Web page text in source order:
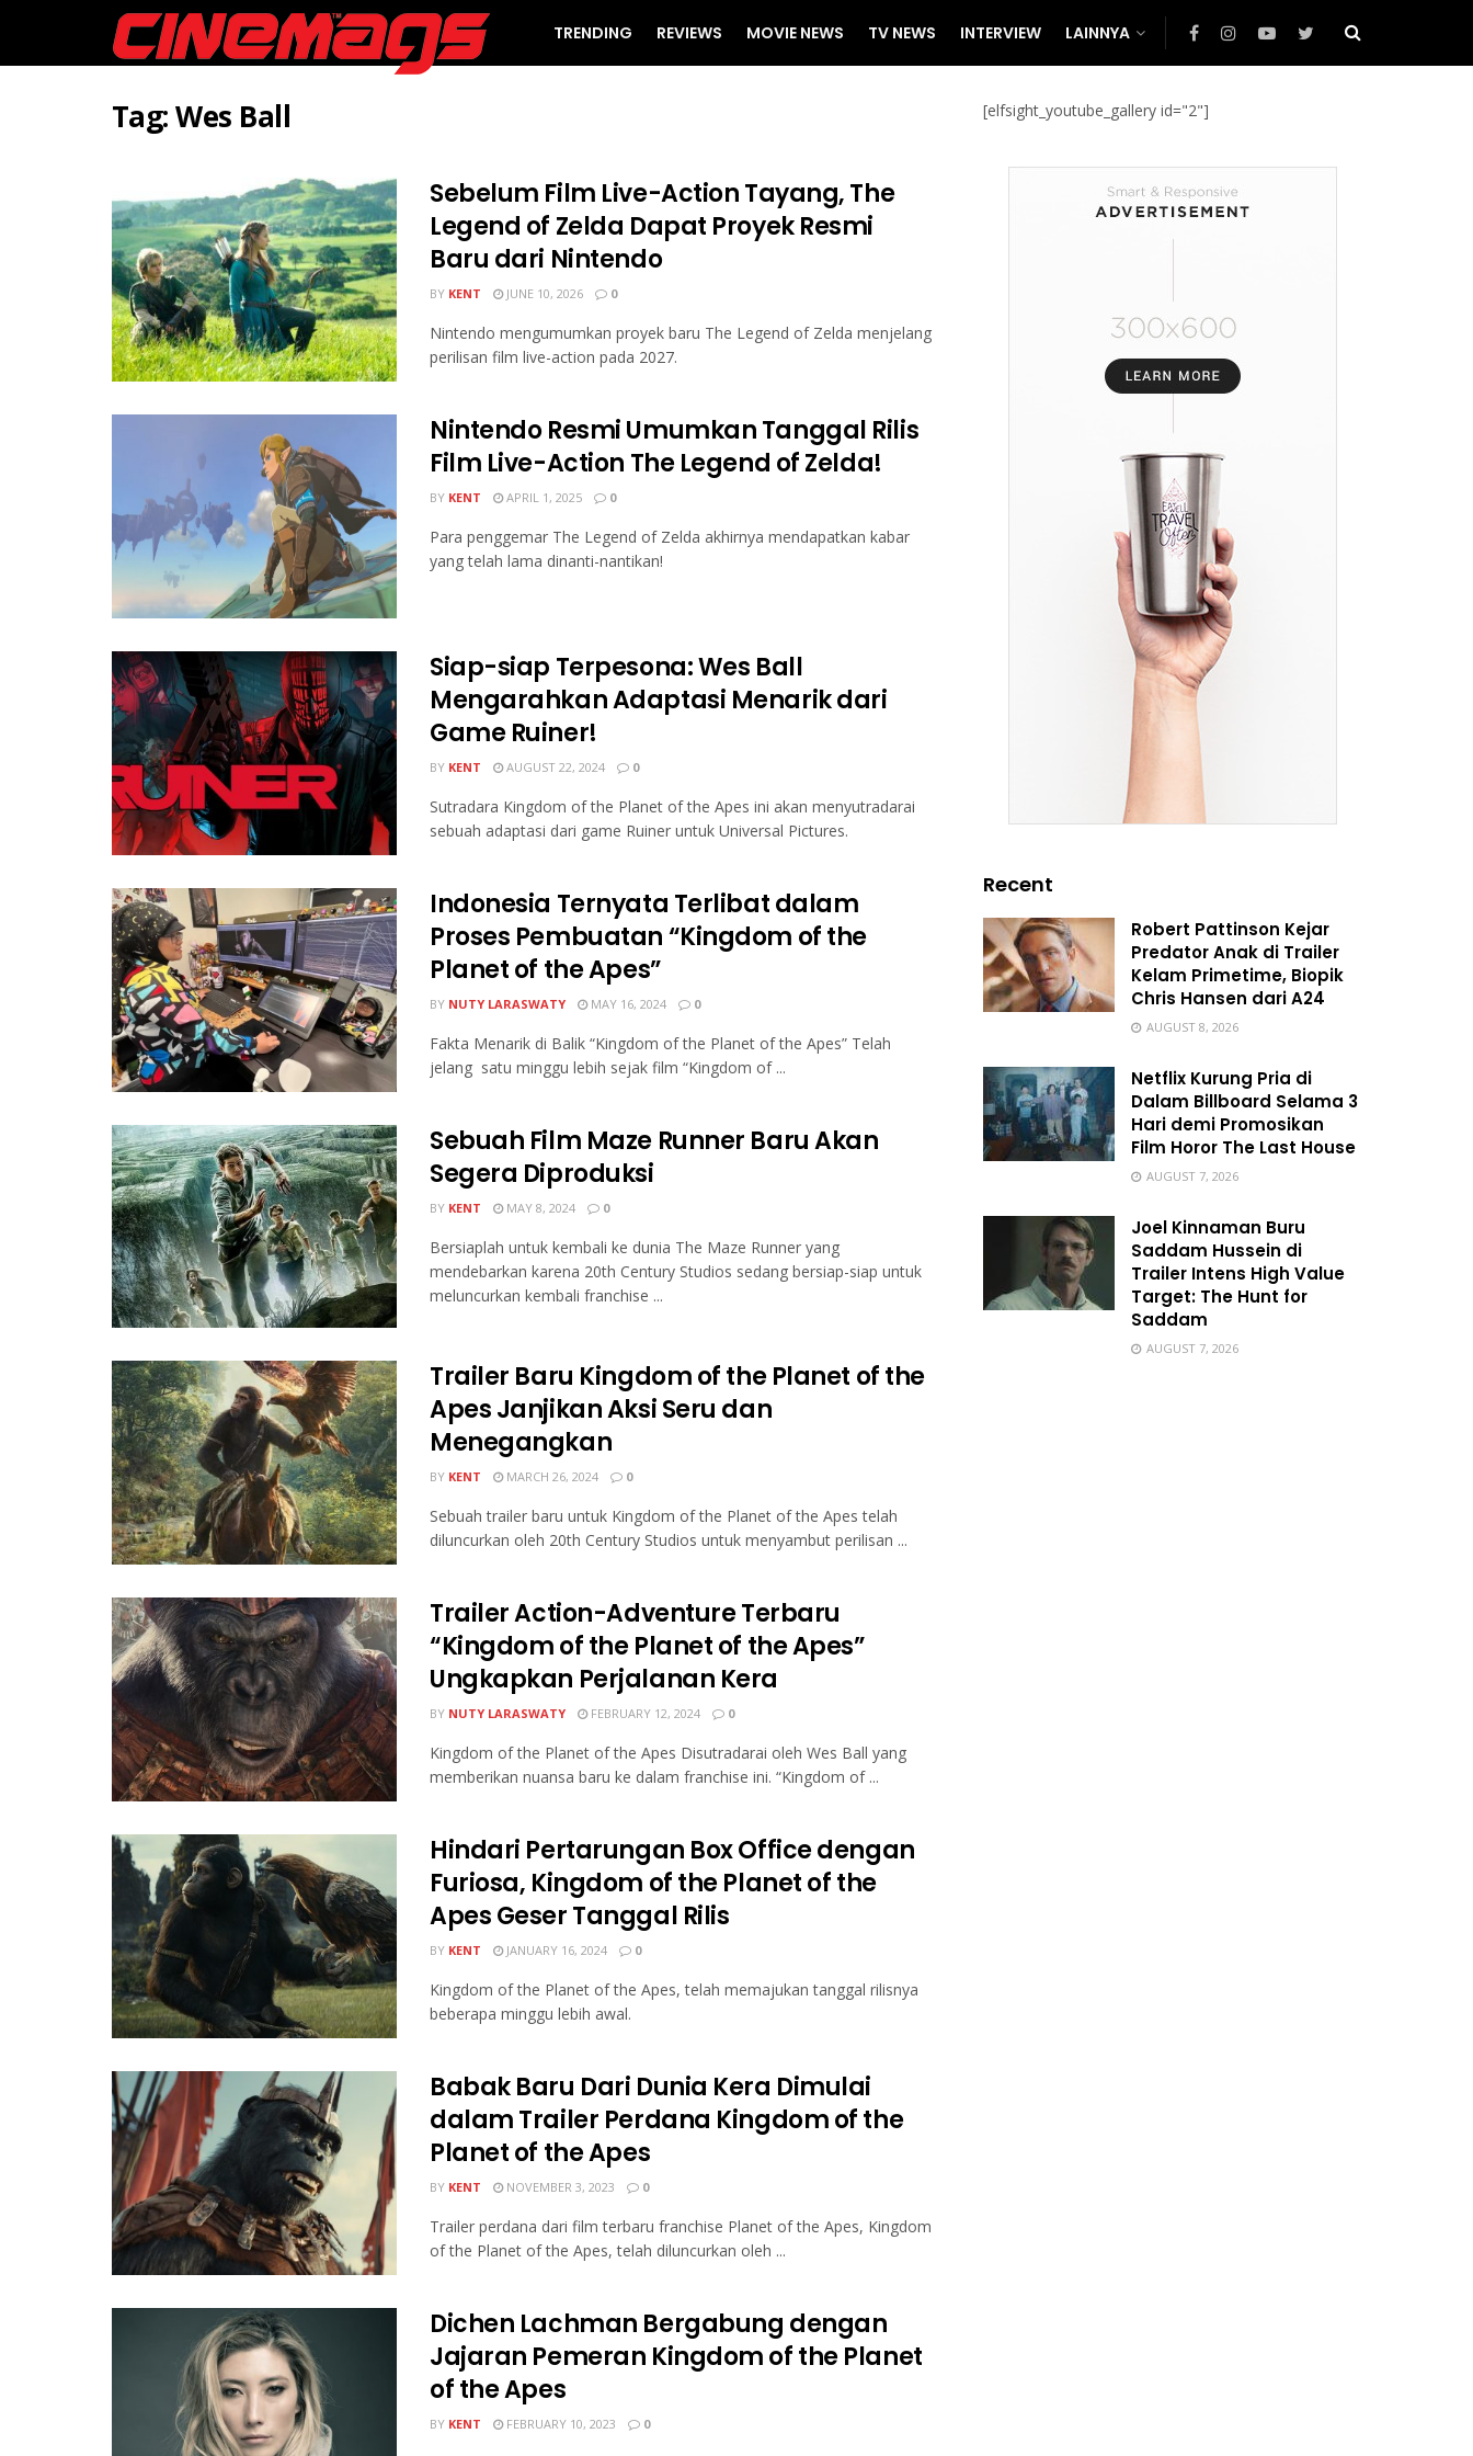
TRENDING REVIEWS MOVIE NEWS TV NEWS INTERVIEW LAINNYA
Tag:Wes Ball
Sebelum Film Live-Action Tayang, The
Legend of Zelda Dapat Proyek Resmi
Baru dari Nintendo
BY KENT JUNE 10, 2026 0
Nintendo mengumumkan proyek baru The Legend of Zelda menjelang
perilisan film live-action pada 2027.
Nintendo Resmi Umumkan Tanggal Rilis
Film Live-Action The Legend of Zelda!
BY KENT APRIL 1, 2025 0
Para penggemar The Legend of Zelda akhirnya mendapatkan kabar
yang telah lama dinanti-nantikan!
Siap-siap Terpesona: Wes Ball
Mengarahkan Adaptasi Menarik dari
Game Ruiner!
BY KENT AUGUST 22, 2024 0
Sutradara Kingdom of the Planet of the Apes ini akan menyutradarai
sebuah adaptasi dari game Ruiner untuk Universal Pictures.
Indonesia Ternyata Terlibat dalam
Proses Pembuatan “Kingdom of the
Planet of the Apes”
BY NUTY LARASWATY MAY 16, 2024 0
Fakta Menarik di Balik “Kingdom of the Planet of the Apes” Telah
jelang satu minggu lebih sejak film “Kingdom of ...
Sebuah Film Maze Runner Baru Akan
Segera Diproduksi
BY KENT MAY 8, 2024 0
Bersiaplah untuk kembali ke dunia The Maze Runner yang
mendebarkan karena 20th Century Studios sedang bersiap-siap untuk
meluncurkan kembali franchise ...
Trailer Baru Kingdom of the Planet of the
Apes Janjikan Aksi Seru dan
Menegangkan
BY KENT MARCH 26, 2024 0
Sebuah trailer baru untuk Kingdom of the Planet of the Apes telah
diluncurkan oleh 20th Century Studios untuk menyambut perilisan ...
Trailer Action-Adventure Terbaru
“Kingdom of the Planet of the Apes”
Ungkapkan Perjalanan Kera
BY NUTY LARASWATY FEBRUARY 12, 2024 0
Kingdom of the Planet of the Apes Disutradarai oleh Wes Ball yang
memberikan nuansa baru ke dalam franchise ini. “Kingdom of ...
Hindari Pertarungan Box Office dengan
Furiosa, Kingdom of the Planet of the
Apes Geser Tanggal Rilis
BY KENT JANUARY 16, 2024 0
Kingdom of the Planet of the Apes, telah memajukan tanggal rilisnya
beberapa minggu lebih awal.
Babak Baru Dari Dunia Kera Dimulai
dalam Trailer Perdana Kingdom of the
Planet of the Apes
BY KENT NOVEMBER 3, 2023 0
Trailer perdana dari film terbaru franchise Planet of the Apes, Kingdom
of the Planet of the Apes, telah diluncurkan oleh ...
Dichen Lachman Bergabung dengan
Jajaran Pemeran Kingdom of the Planet
of the Apes
BY KENT FEBRUARY 10, 2023 0
[elfsight_youtube_gallery id="2"]
Recent
Robert Pattinson Kejar
Predator Anak di Trailer
Kelam Primetime, Biopik
Chris Hansen dari A24
AUGUST 8, 2026
Netflix Kurung Pria di
Dalam Billboard Selama 3
Hari demi Promosikan
Film Horor The Last House
AUGUST 7, 2026
Joel Kinnaman Buru
Saddam Hussein di
Trailer Intens High Value
Target: The Hunt for
Saddam
AUGUST 7, 2026